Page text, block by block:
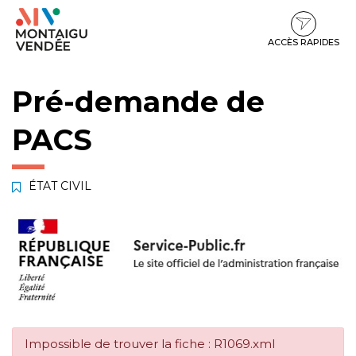
Gestion des traceurs
Aller
Aller
contenu
Aller
pied
ACCÈS RAPIDES
Pré-demande de
PACS
ÉTAT CIVIL
Impossible de trouver la fiche : R1069.xml